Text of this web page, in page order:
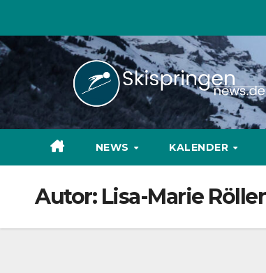
springen
NEWS KALENDER
Autor: Lisa-Marie Röller